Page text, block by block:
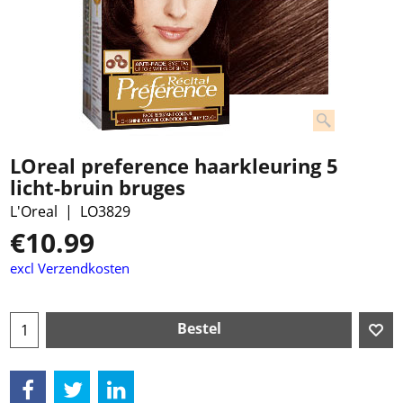
LOreal preference haarkleuring 5
licht-bruin bruges
L'Oreal LO3829
€10.99
excl Verzendkosten
Bestel